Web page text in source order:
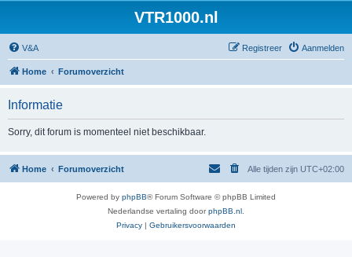
VTR1000.nl
V&A Aanmelden
Registreer
Home Forumoverzicht
Informatie
Sorry, dit forum is momenteel niet beschikbaar.
Home Forumoverzicht Alle tijden zijn UTC+02:00
Powered by phpBB® Forum Software © phpBB Limited
Nederlandse vertaling doorphpBB.nl
Privacy | Gebruikersvoorwaarden